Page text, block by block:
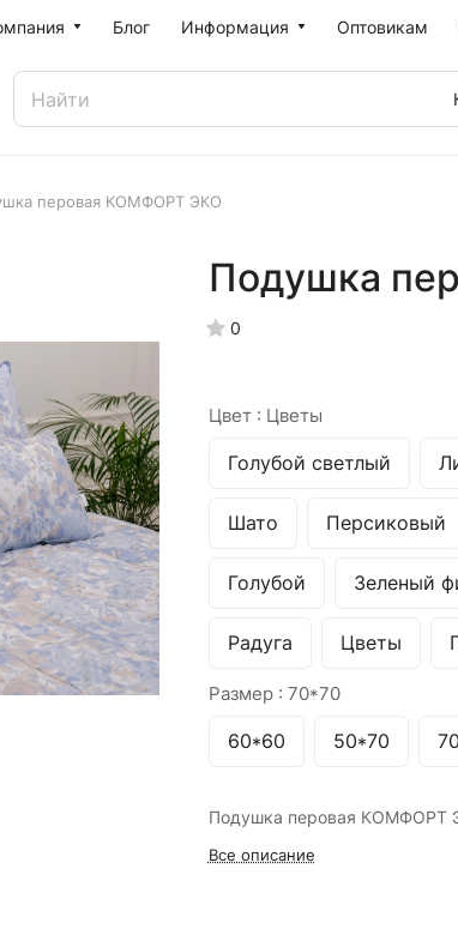
Блог Информация Оптовикам
перовая КОМФОРТ ЭКО
Подушка
0
Цвет : Цветы
Голубой светлый
Шато Персиковый
Голубой Зеленый
Радуга Цветы
Размер : 70*70
60*60 50*70
Подушка перовая КОМФОРТ
Все описание